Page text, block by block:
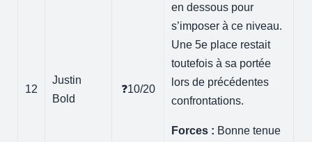
12
Justin
Bold
❓10/20
en dessous pour
s’imposer à ce niveau.
Une 5e place restait
toutefois à sa portée
lors de précédentes
confrontations.
Forces : Bonne tenue